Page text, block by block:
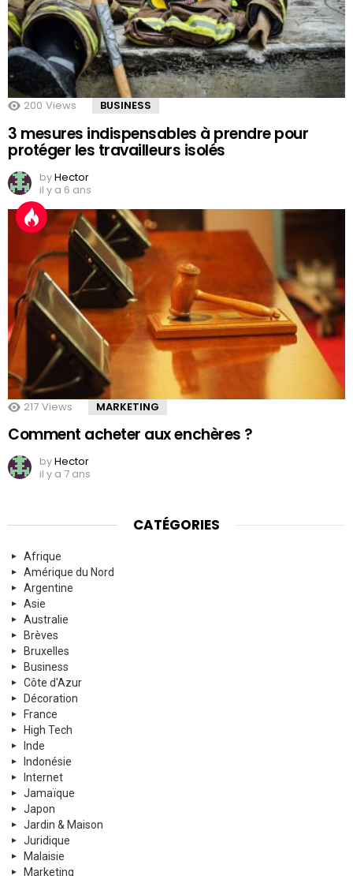
200 Views BUSINESS
3 mesures indispensables à prendre pour
protéger les travailleurs isolés
byHector
il y a 6 ans
217 Views MARKETING
Comment acheter aux enchères ?
byHector
il y a 7 ans
CATÉGORIES
Afrique
Amérique du Nord
Argentine
Asie
Australie
Brèves
Bruxelles
Business
Côte d'Azur
Décoration
France
High Tech
Inde
Indonésie
Internet
Jamaïque
Japon
Jardin & Maison
Juridique
Malaisie
Marketing